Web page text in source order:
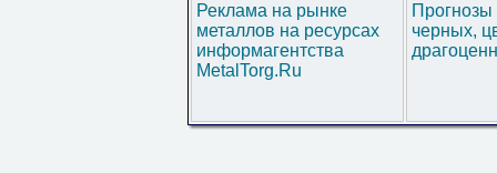
Реклама на рынке
металлов на ресурсах
информагентства
MetalTorg.Ru
черных,